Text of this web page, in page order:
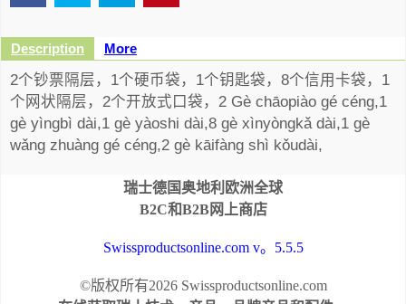
Description More
2个钞票隔层，1个硬币袋，1个钥匙袋，8个信用卡袋，1
个网状隔层，2个开放式口袋，2 Gè chāopiào gé céng,1
gè yìngbì dài,1 gè yàoshi dài,8 gè xìnyòngkǎ dài,1 gè
wǎng zhuàng gé céng,2 gè kāifàng shì kǒudài,
瑞士德国奥地利欧洲全球
B2C和B2B网上商店
Swissproductsonline.com v。5.5.5
©版权所有2026 Swissproductsonline.com